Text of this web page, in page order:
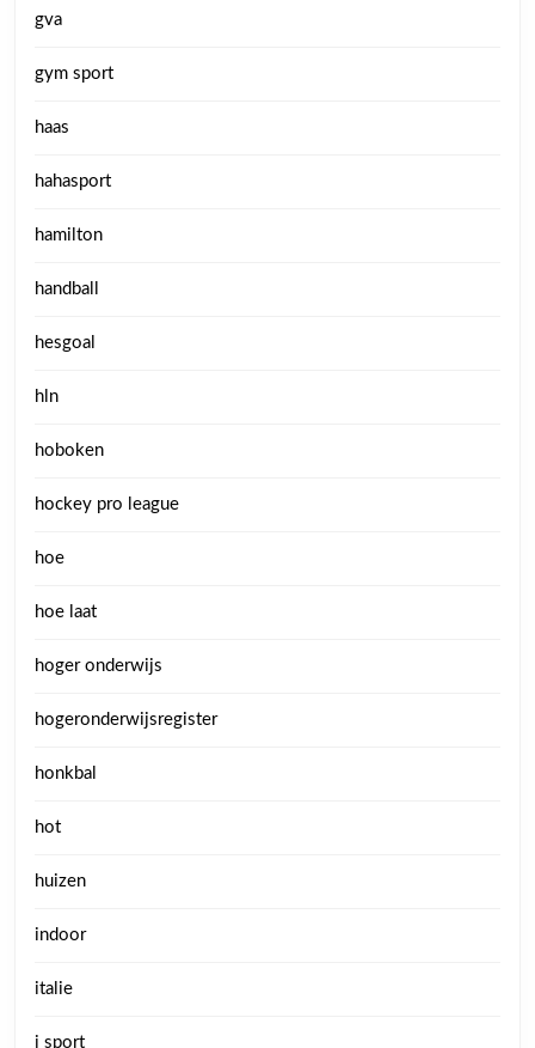
gva
gym sport
haas
hahasport
hamilton
handball
hesgoal
hln
hoboken
hockey pro league
hoe
hoe laat
hoger onderwijs
hogeronderwijsregister
honkbal
hot
huizen
indoor
italie
j sport